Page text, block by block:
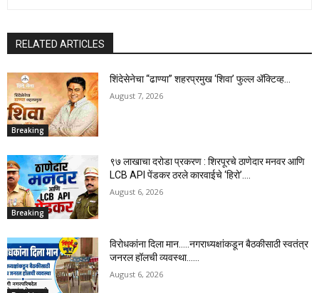
RELATED ARTICLES
Breaking
शिंदेसेनेचा “ढाण्या” शहरप्रमुख ‘शिवा’ फुल्ल ॲक्टिव्ह…
August 7, 2026
Breaking
९७ लाखाचा दरोडा प्रकरण : शिरपूरचे ठाणेदार मनवर आणि
LCB API पेंडकर ठरले कारवाईचे ‘हिरो’….
August 6, 2026
विरोधकांना दिला मान…..नगराध्यक्षांकडून बैठकीसाठी स्वतंत्र
जनरल हॉलची व्यवस्था……
August 6, 2026